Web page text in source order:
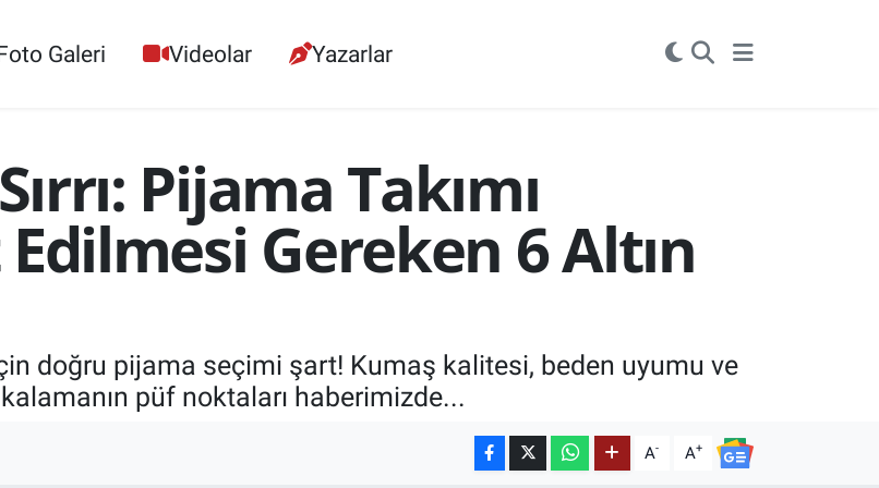
Galeri Videolar Yazarlar
Pijama Takımı
Gereken 6 Altın
doğru pijama seçimi şart! Kumaş kalitesi, beden uyumu ve
püf noktaları haberimizde...
A- A+